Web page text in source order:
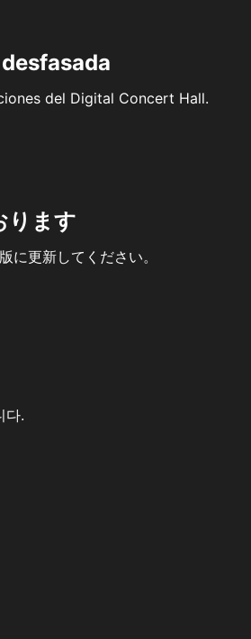
del Digital Concert Hall.
ります
に更新してください。
다.